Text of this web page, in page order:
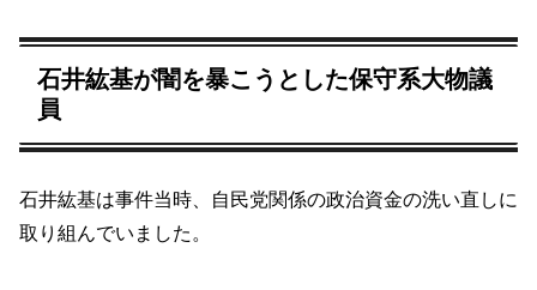
石井紘基が闇を暴こうとした保守系大物議
員
石井紘基は事件当時、自民党関係の政治資金の洗い直しに
取り組んでいました。